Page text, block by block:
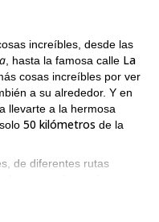
increíbles, desde las
, hasta la famosa calle La
cosas increíbles por ver
a su alrededor. Y en
llevarte a la hermosa
50 kilómetros de la
de diferentes rutas